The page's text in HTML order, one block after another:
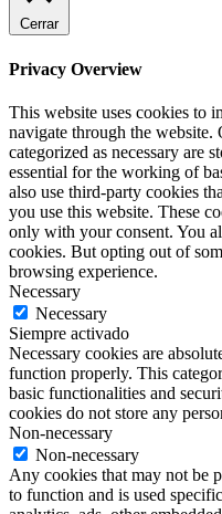
Cerrar
Privacy Overview
This website uses cookies to
navigate through the website.
categorized as necessary are
essential for the working of
also use third-party cookies
you use this website. These
only with your consent. You
cookies. But opting out of
browsing experience.
Necessary
Necessary
Siempre activado
Necessary cookies are
function properly. This
basic functionalities and
cookies do not store any
Non-necessary
Non-necessary
Any cookies that may not be
to function and is used